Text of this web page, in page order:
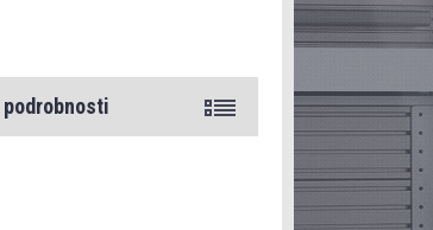
podrobnosti